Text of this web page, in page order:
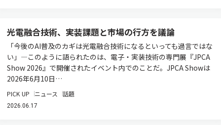
光電融合技術、実装課題と市場の行方を議論
「今後のAI普及のカギは光電融合技術になるといっても過言ではな
い」―このように語られたのは、電子・実装技術の専門展『JPCA
Show 2026』で開催されたイベント内でのことだ。JPCA Showは
2026年6月10日…
PICK UP ニュース 話題
2026.06.17